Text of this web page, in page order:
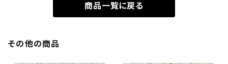
商品一覧に戻る
その他の商品